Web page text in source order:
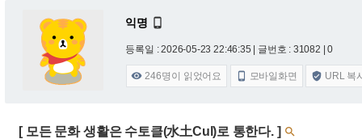
익명 
등록일 : 2026-05-23 22:46:35 | 글번호 : 31082 | 0
 246명이 읽었어요  모바일화면  URL 복
[ 모든 문화 생활은 수토클(水土Cul)로 통한다. ] 